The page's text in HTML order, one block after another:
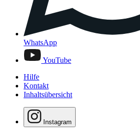
WhatsApp
YouTube
Hilfe
Kontakt
Inhaltsübersicht
Instagram